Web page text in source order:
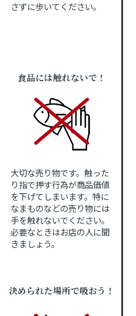
さずに歩いてください。
食品には触れないで！
大切な売り物です。触った
り指で押す行為が商品価値
を下げてしまいます。特に
なまものなどの売り物には
手を触れないでください。
必要なときはお店の人に聞
きましょう。
決められた場所で吸おう！